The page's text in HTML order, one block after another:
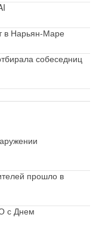
в Нарьян-Маре
собеседниц
прошло в
с Днем